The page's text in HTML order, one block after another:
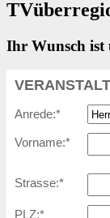
Ihr Wunsch ist